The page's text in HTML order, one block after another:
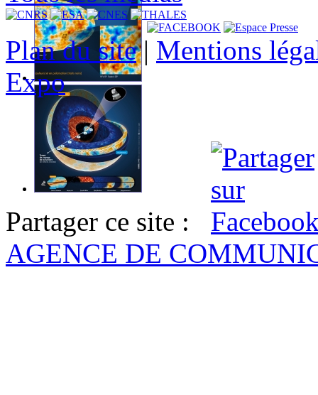
Plan du site| Mentions
Expo
Partager ce site :
AGENCE DE